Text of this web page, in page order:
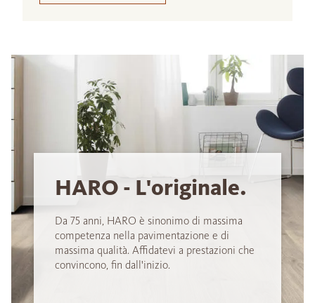
HARO - L'originale.
Da 75 anni, HARO è sinonimo di massima
competenza nella pavimentazione e di
massima qualità. Affidatevi a prestazioni che
convincono, fin dall'inizio.